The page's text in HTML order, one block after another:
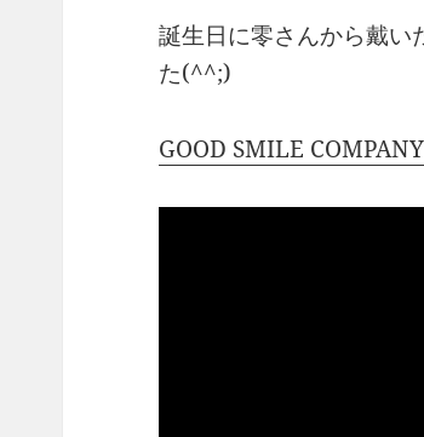
誕生日に零さんから戴い
た(^^;)
GOOD SMILE